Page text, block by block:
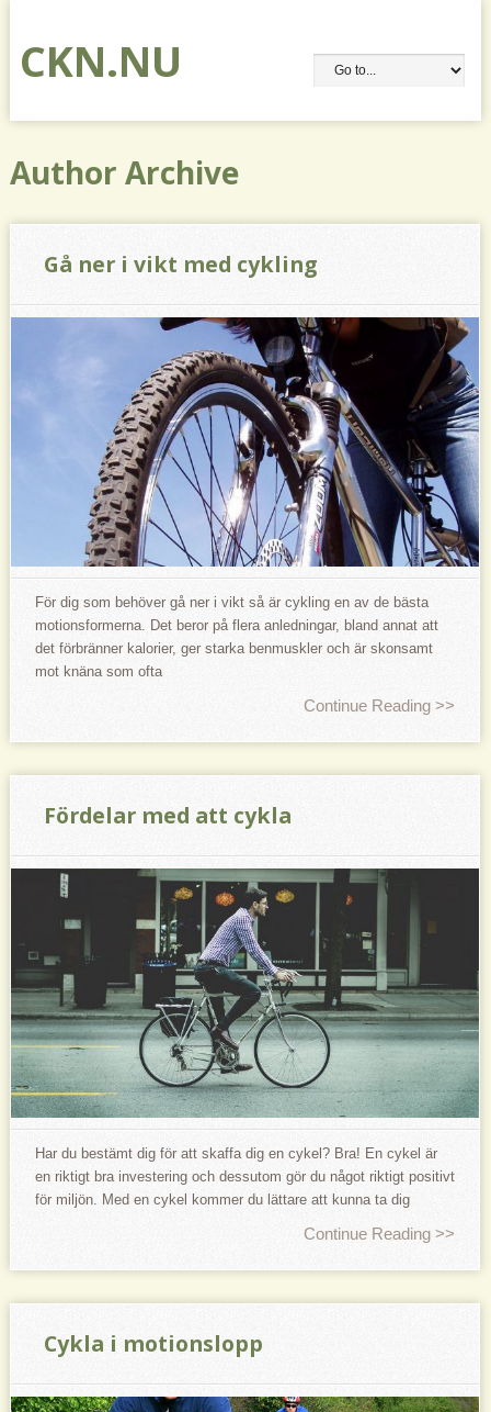
CKN.NU
Author Archive
Gå ner i vikt med cykling
För dig som behöver gå ner i vikt så är cykling en av de bästa
motionsformerna. Det beror på flera anledningar, bland annat att
det förbränner kalorier, ger starka benmuskler och är skonsamt
mot knäna som ofta
Continue Reading >>
Fördelar med att cykla
Har du bestämt dig för att skaffa dig en cykel? Bra! En cykel är
en riktigt bra investering och dessutom gör du något riktigt positivt
för miljön. Med en cykel kommer du lättare att kunna ta dig
Continue Reading >>
Cykla i motionslopp